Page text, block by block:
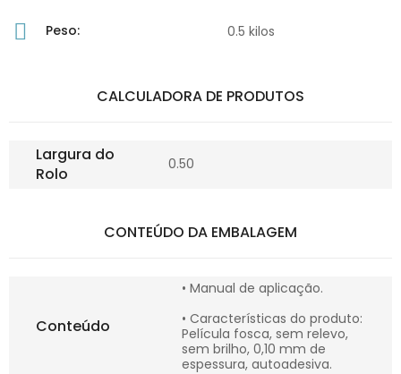
Peso: 0.5 kilos
CALCULADORA DE PRODUTOS
Largura do
Rolo
0.50
CONTEÚDO DA EMBALAGEM
Conteúdo
• Manual de aplicação.
• Características do produto:
Película fosca, sem relevo,
sem brilho, 0,10 mm de
espessura, autoadesiva.